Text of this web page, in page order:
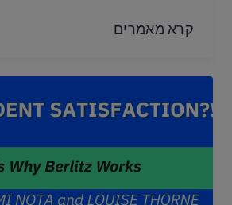
קרא מאמרים